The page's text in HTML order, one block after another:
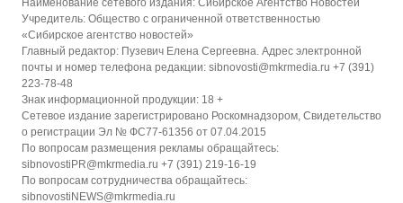
Учредитель: Общество с ограниченной ответственностью
«Сибирское агентство новостей»
Главный редактор: Пузевич Елена Сергеевна. Адрес электронной
почты и номер телефона редакции: sibnovosti@mkrmedia.ru +7 (391)
223-78-48
Знак информационной продукции: 18 +
Сетевое издание зарегистрировано Роскомнадзором, Свидетельство
о регистрации Эл № ФС77-61356 от 07.04.2015
По вопросам размещения рекламы обращайтесь:
sibnovostiPR@mkrmedia.ru +7 (391) 219-16-19
По вопросам сотрудничества обращайтесь:
sibnovostiNEWS@mkrmedia.ru